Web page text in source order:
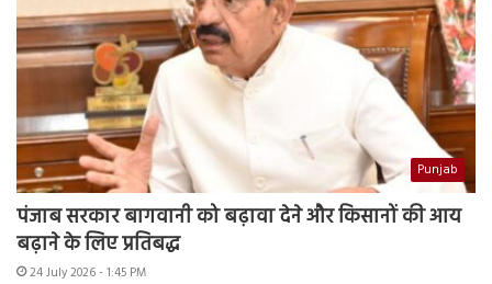
Punjab
पंजाब सरकार बागवानी को बढ़ावा देने और किसानों की आय
बढ़ाने के लिए प्रतिबद्ध
24 July 2026 - 1:45 PM